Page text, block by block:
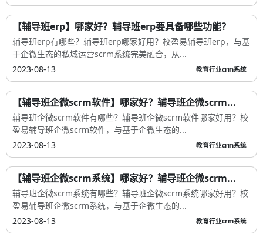
【辅导班erp】哪家好？辅导班erp要具备哪些功能？
辅导班erp有哪些？辅导班erp哪家好用？校盈易辅导班erp，与基
于企微生态的私域运营scrm系统完美融合，从...
2023-08-13
教育行业crm系统
【辅导班企微scrm软件】哪家好？辅导班企微scrm...
辅导班企微scrm软件有哪些？辅导班企微scrm软件哪家好用？校
盈易辅导班企微scrm软件，与基于企微生态的...
2023-08-13
教育行业crm系统
【辅导班企微scrm系统】哪家好？辅导班企微scrm...
辅导班企微scrm系统有哪些？辅导班企微scrm系统哪家好用？校
盈易辅导班企微scrm系统，与基于企微生态的...
2023-08-13
教育行业crm系统